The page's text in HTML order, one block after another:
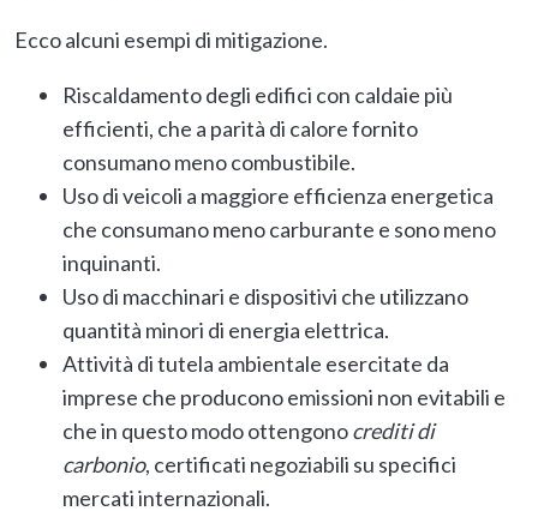
Ecco alcuni esempi di mitigazione.
Riscaldamento degli edifici con caldaie più
efficienti, che a parità di calore fornito
consumano meno combustibile.
Uso di veicoli a maggiore efficienza energetica
che consumano meno carburante e sono meno
inquinanti.
Uso di macchinari e dispositivi che utilizzano
quantità minori di energia elettrica.
Attività di tutela ambientale esercitate da
imprese che producono emissioni non evitabili e
che in questo modo ottengonocrediti di
carbonio, certificati negoziabili su specifici
mercati internazionali.